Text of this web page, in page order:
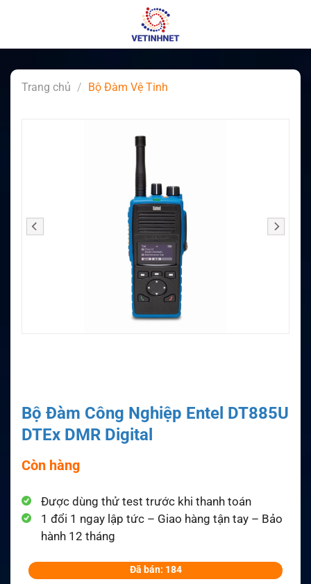
Trang chủ / Bộ Đàm Vệ Tinh
Bộ Đàm Công Nghiệp Entel DT885U
DTEx DMR Digital
Còn hàng
Được dùng thử test trước khi thanh toán
1 đổi 1 ngay lập tức – Giao hàng tận tay – Bảo
hành 12 tháng
Đã bán: 184